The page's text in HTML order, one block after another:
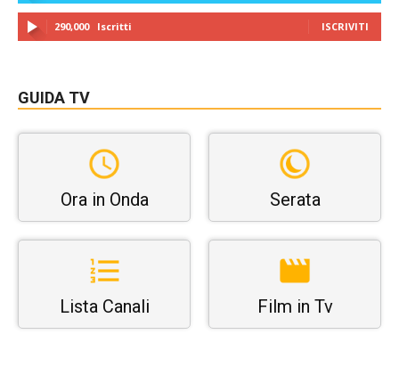
290,000 Iscritti ISCRIVITI
GUIDA TV
Ora in Onda Serata
Lista Canali Film in Tv